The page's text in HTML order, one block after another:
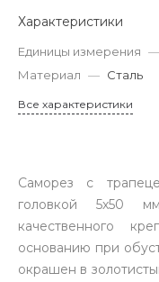
Характеристики
Единицы измерения —
Материал — Сталь
Все характеристики
Саморез с
головкой 5х50
качественного
основанию при
окрашен в